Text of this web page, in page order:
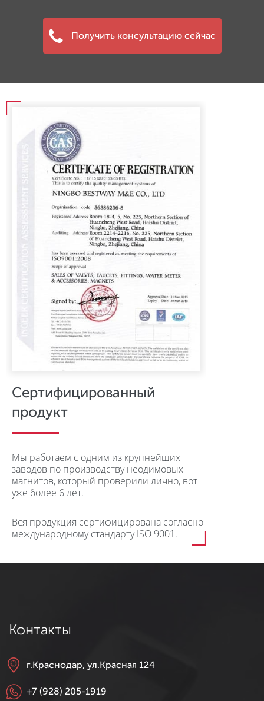
Получить консультацию сейчас
Сертифицированный
продукт
Мы работаем с одним из крупнейших
заводов по производству неодимовых
магнитов, который проверили лично, вот
уже более 6 лет.
Вся продукция сертифицирована согласно
международному стандарту ISO 9001.
Контакты
г.Краснодар, ул.Красная 124
+7 (928) 205-1919